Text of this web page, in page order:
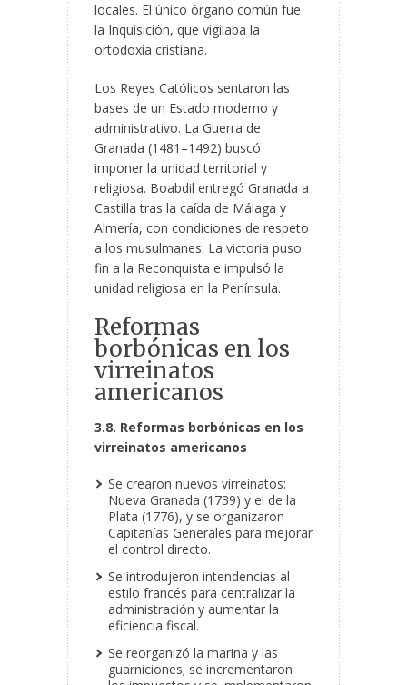
locales. El único órgano común fue
la Inquisición, que vigilaba la
ortodoxia cristiana.
Los Reyes Católicos sentaron las
bases de un Estado moderno y
administrativo. La Guerra de
Granada (1481–1492) buscó
imponer la unidad territorial y
religiosa. Boabdil entregó Granada a
Castilla tras la caída de Málaga y
Almería, con condiciones de respeto
a los musulmanes. La victoria puso
fin a la Reconquista e impulsó la
unidad religiosa en la Península.
Reformas
borbónicas en los
virreinatos
americanos
3.8. Reformas borbónicas en los
virreinatos americanos
Se crearon nuevos virreinatos:
Nueva Granada (1739) y el de la
Plata (1776), y se organizaron
Capitanías Generales para mejorar
el control directo.
Se introdujeron intendencias al
estilo francés para centralizar la
administración y aumentar la
eficiencia fiscal.
Se reorganizó la marina y las
guarniciones; se incrementaron